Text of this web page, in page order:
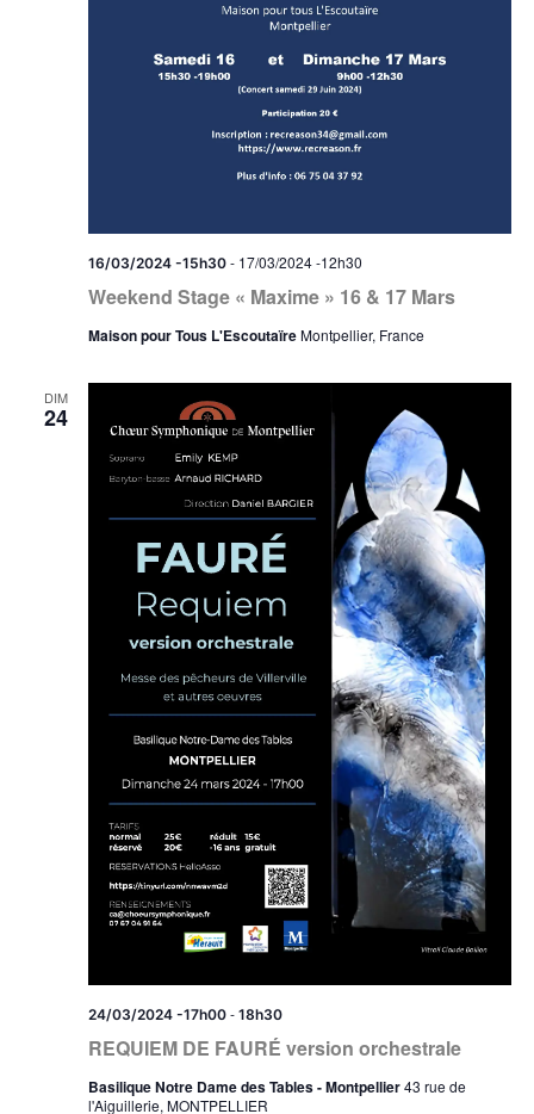
Weekend Stage « Maxime » 16 & 17 Mars
16/03/2024 -15h30- 17/03/2024 -12h30
Maison pour Tous L'EscoutaïreMontpellier, France
DIM
24
REQUIEM DE FAURÉ version orchestrale
24/03/2024 -17h00- 18h30
Basilique Notre Dame des Tables - Montpellier43 rue de
l'Aiguillerie, MONTPELLIER